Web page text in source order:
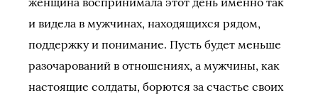
и видела в мужчинах, находящихся рядом,
поддержку и понимание. Пусть будет меньше
разочарований в отношениях, а мужчины, как
настоящие солдаты, борются за счастье своих